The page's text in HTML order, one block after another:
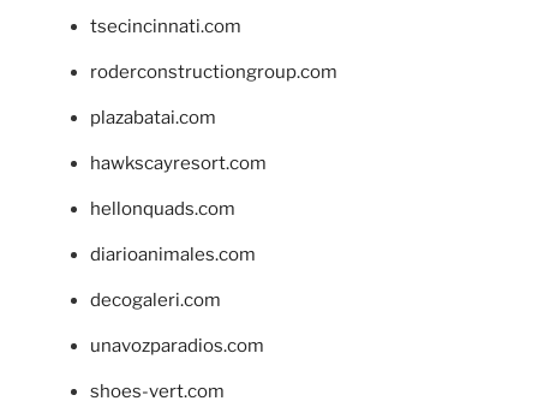
tsecincinnati.com
roderconstructiongroup.com
plazabatai.com
hawkscayresort.com
hellonquads.com
diarioanimales.com
decogaleri.com
unavozparadios.com
shoes-vert.com